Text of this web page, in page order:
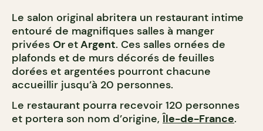
Le salon original abritera un restaurant intime
entouré de magnifiques salles à manger
privées Or etArgent. Ces salles ornées de
plafonds et de murs décorés de feuilles
dorées et argentées pourront chacune
accueillir jusqu’à 20 personnes.
Le restaurant pourra recevoir 120 personnes
et portera son nom d’origine,Île-de-France.